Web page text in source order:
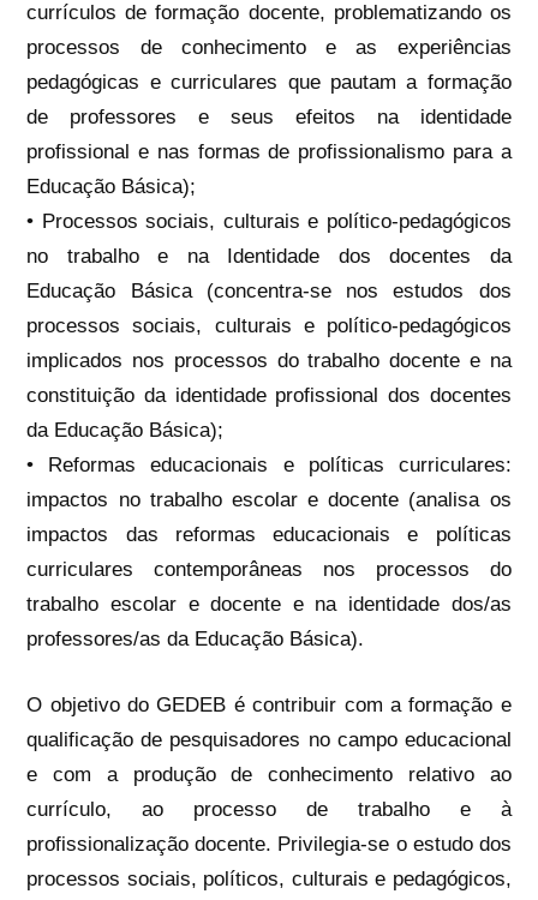
currículos de formação docente, problematizando os
processos de conhecimento e as experiências
pedagógicas e curriculares que pautam a formação
de professores e seus efeitos na identidade
profissional e nas formas de profissionalismo para a
Educação Básica);
• Processos sociais, culturais e político-pedagógicos
no trabalho e na Identidade dos docentes da
Educação Básica (concentra-se nos estudos dos
processos sociais, culturais e político-pedagógicos
implicados nos processos do trabalho docente e na
constituição da identidade profissional dos docentes
da Educação Básica);
• Reformas educacionais e políticas curriculares:
impactos no trabalho escolar e docente (analisa os
impactos das reformas educacionais e políticas
curriculares contemporâneas nos processos do
trabalho escolar e docente e na identidade dos/as
professores/as da Educação Básica).
O objetivo do GEDEB é contribuir com a formação e
qualificação de pesquisadores no campo educacional
e com a produção de conhecimento relativo ao
currículo, ao processo de trabalho e à
profissionalização docente. Privilegia-se o estudo dos
processos sociais, políticos, culturais e pedagógicos,